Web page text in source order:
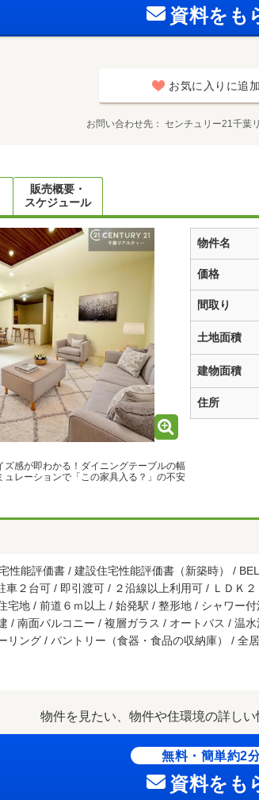
資料をも
お気に入りに追
お問い合わせ先 センチュリー21千葉
販売概要・
スケジュール
感が即わかる！ダイニングテーブルの幅
レーションで「この家具入る？」の不安
物件名
価格
間取り
土地面積
建物面積
住所
性能評価書 / 建設住宅性能評価書（新築時） /
車２台可 / 即引渡可 / ２沿線以上利用可 / ＬＤＫ
宅地 / 前道６ｍ以上 / 始発駅 / 整形地 / シャワー
/ 南面バルコニー / 複層ガラス / オートバス / 温
リング / パントリー（食器・食品の収納庫） /
物件を見たい、物件や住環境の詳しい
無料・簡単約2分
資料をも